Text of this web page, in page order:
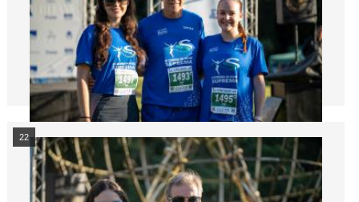
22